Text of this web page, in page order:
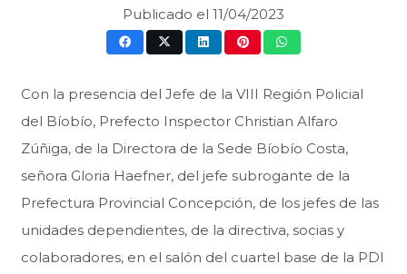
Publicado el 11/04/2023
Con la presencia del Jefe de la VIII Región Policial
del Bíobío, Prefecto Inspector Christian Alfaro
Zúñiga, de la Directora de la Sede Bíobío Costa,
señora Gloria Haefner, del jefe subrogante de la
Prefectura Provincial Concepción, de los jefes de las
unidades dependientes, de la directiva, socias y
colaboradores, en el salón del cuartel base de la PDI